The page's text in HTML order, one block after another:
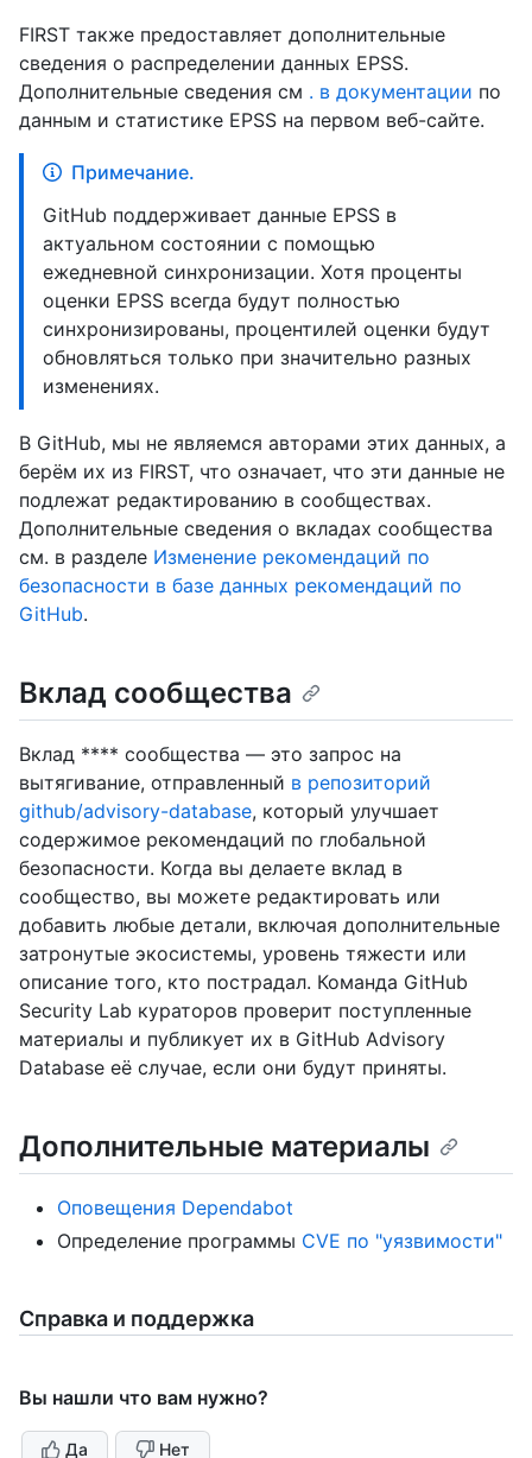
FIRST также предоставляет дополнительные
сведения о распределении данных EPSS.
Дополнительные сведения см . в документации по
данным и статистике EPSS на первом веб-сайте.
Примечание.
GitHub поддерживает данные EPSS в
актуальном состоянии с помощью
ежедневной синхронизации. Хотя проценты
оценки EPSS всегда будут полностью
синхронизированы, процентилей оценки будут
обновляться только при значительно разных
изменениях.
В GitHub, мы не являемся авторами этих данных, а
берём их из FIRST, что означает, что эти данные не
подлежат редактированию в сообществах.
Дополнительные сведения о вкладах сообщества
см. в разделе Изменение рекомендаций по
безопасности в базе данных рекомендаций по
GitHub.
Вклад сообщества
Вклад **** сообщества — это запрос на
вытягивание, отправленный в репозиторий
github/advisory-database, который улучшает
содержимое рекомендаций по глобальной
безопасности. Когда вы делаете вклад в
сообщество, вы можете редактировать или
добавить любые детали, включая дополнительные
затронутые экосистемы, уровень тяжести или
описание того, кто пострадал. Команда GitHub
Security Lab кураторов проверит поступленные
материалы и публикует их в GitHub Advisory
Database её случае, если они будут приняты.
Дополнительные материалы
Оповещения Dependabot
Определение программы CVE по "уязвимости"
Справка и поддержка
Вы нашли что вам нужно?
Да Нет